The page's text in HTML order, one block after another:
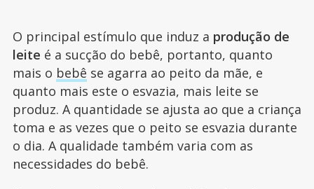
O principal estímulo que induz a produção de
leite é a sucção do bebê, portanto, quanto
mais o bebê se agarra ao peito da mãe, e
quanto mais este o esvazia, mais leite se
produz. A quantidade se ajusta ao que a criança
toma e as vezes que o peito se esvazia durante
o dia. A qualidade também varia com as
necessidades do bebê.